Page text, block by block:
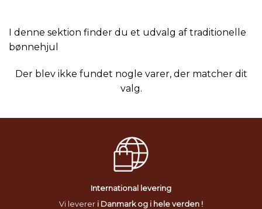
I denne sektion finder du et udvalg af traditionelle
bønnehjul
Der blev ikke fundet nogle varer, der matcher dit
valg.
International levering
Vi leverer i Danmark og i hele verden !